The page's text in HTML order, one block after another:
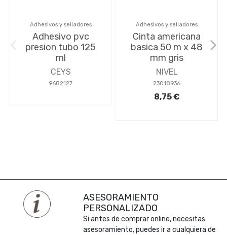
Adhesivos y selladores
Adhesivo pvc
presion tubo 125
ml
CEYS
9682127
Adhesivos y selladores
Cinta americana
basica 50 m x 48
mm gris
NIVEL
23018936
8,75 €
ASESORAMIENTO
PERSONALIZADO
Si antes de comprar online, necesitas
asesoramiento, puedes ir a cualquiera de